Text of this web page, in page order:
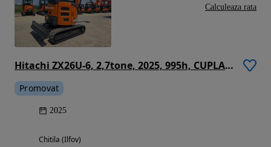
Hitachi ZX26U-6, 2,7tone, 2025, 995h, CUPLA RAPIDA HIDRAULICA+3 CUPE NOI, inst picon pe brate, senile cauciuc 90% ok, latime 1,5m, adancime sapare 3m, ridica 1,7tone, posibilitate leasing 4 ani, CA NOU-PROMOTIE 31.900 EUR+Tva
Promovat
2025
Chitila (Ilfov)
Calculeaza rata